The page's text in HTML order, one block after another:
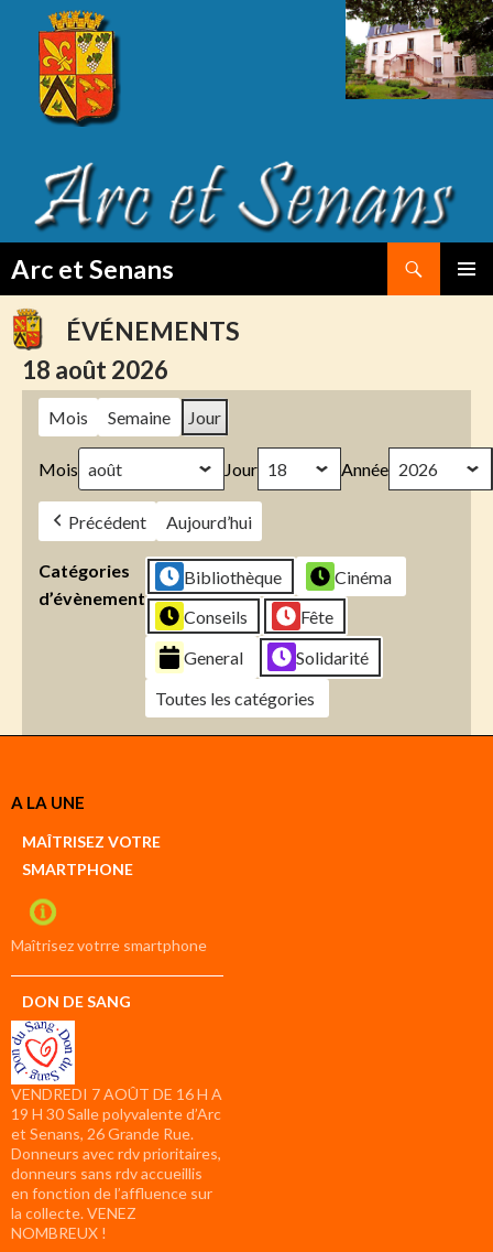
Arc et Senans
TO
CONTENTÉVÉNEMENTS
18 août 2026
Mois Semaine Jour
Mois Jour Année
Précédent Aujourd’hui
Catégories
d’évènement
Bibliothèque
Cinéma
Conseils
Fête
General
Solidarité
Toutes les catégories
Créer
compte
compte
A LA UNE
MAÎTRISEZ VOTRE
SMARTPHONE
Maîtrisez votrre smartphone
DON DE SANG
VENDREDI 7 AOÛT DE 16 H A
19 H 30 Salle polyvalente d’Arc
et Senans, 26 Grande Rue.
Donneurs avec rdv prioritaires,
donneurs sans rdv accueillis
en fonction de l’affluence sur
la collecte. VENEZ
NOMBREUX !